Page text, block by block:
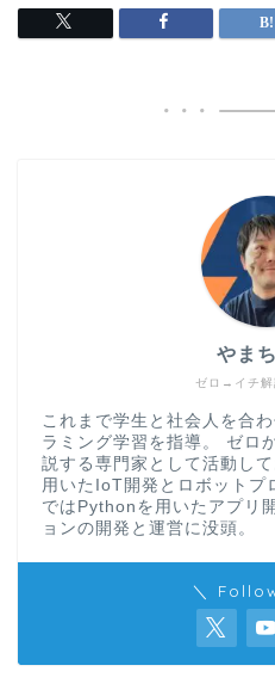
ゼロ→イチ解
やま
これまで学生と社会人を合
ラミング学習を指導。 ゼロ
説する専門家として活動し
用いたIoT開発とロボットプ
ではPythonを用いたアプリ
ョンの開発と運営に没頭。
＼